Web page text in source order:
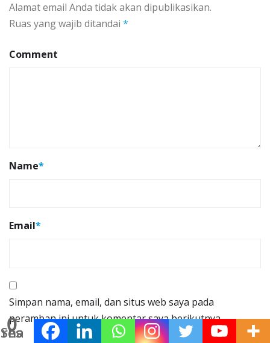
0
Shares
Alamat email Anda tidak akan dipublikasikan.
Ruas yang wajib ditandai *
Comment
Name*
Email*
Simpan nama, email, dan situs web saya pada
peramban ini untuk komentar saya berikutnya.